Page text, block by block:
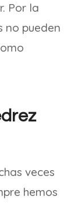
Por la
no pueden
veces
hemos